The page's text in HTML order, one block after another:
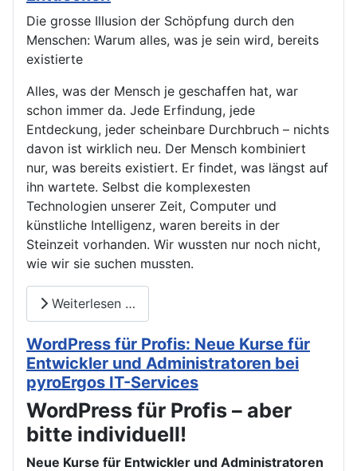
Die grosse Illusion der Schöpfung durch den
Menschen: Warum alles, was je sein wird, bereits
existierte
Alles, was der Mensch je geschaffen hat, war
schon immer da. Jede Erfindung, jede
Entdeckung, jeder scheinbare Durchbruch – nichts
davon ist wirklich neu. Der Mensch kombiniert
nur, was bereits existiert. Er findet, was längst auf
ihn wartete. Selbst die komplexesten
Technologien unserer Zeit, Computer und
künstliche Intelligenz, waren bereits in der
Steinzeit vorhanden. Wir wussten nur noch nicht,
wie wir sie suchen mussten.
Weiterlesen …
WordPress für Profis: Neue Kurse für
Entwickler und Administratoren bei
pyroErgos IT-Services
WordPress für Profis – aber
bitte individuell!
Neue Kurse für Entwickler und Administratoren